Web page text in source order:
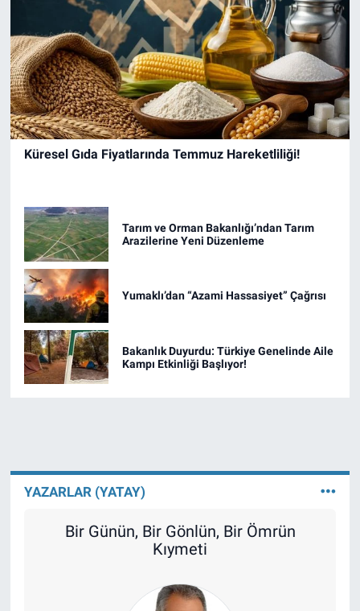
Küresel Gıda Fiyatlarında Temmuz Hareketliliği!
Tarım ve Orman Bakanlığı’ndan Tarım
Arazilerine Yeni Düzenleme
Yumaklı’dan “Azami Hassasiyet” Çağrısı
Bakanlık Duyurdu: Türkiye Genelinde Aile
Kampı Etkinliği Başlıyor!
YAZARLAR (YATAY)
Bir Günün, Bir Gönlün, Bir Ömrün
Kıymeti